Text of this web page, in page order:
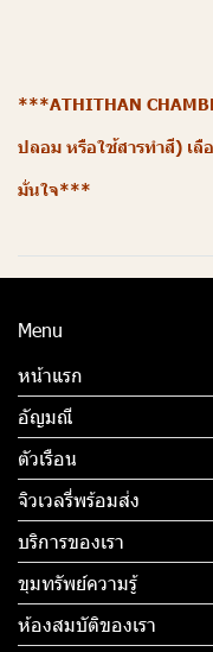
***ATHITHAN
ปลอม หรือใช้สารทำสี) เ
มั่นใจ***
Menu
หน้าแรก
อัญมณี
ตัวเรือน
จิวเวลรี่พร้อมส่ง
บริการของเรา
ขุมทรัพย์ความรู้
ห้องสมบัติของเรา